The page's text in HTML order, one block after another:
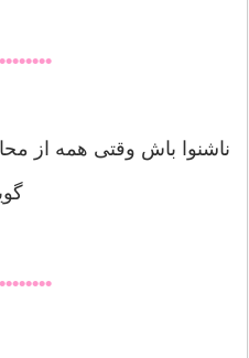
ناشنوا باش وقتی همه از